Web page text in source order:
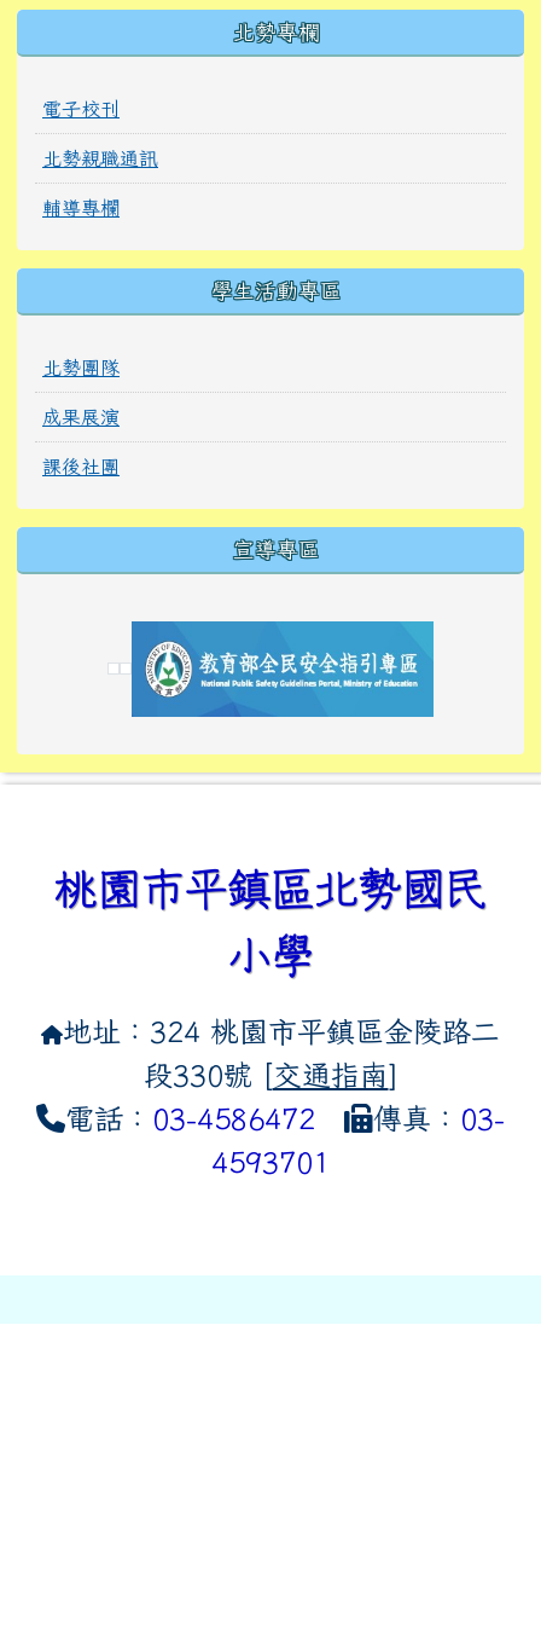
北勢專欄
電子校刊
北勢親職通訊
輔導專欄
學生活動專區
北勢團隊
成果展演
課後社團
宣導專區
link to https://
link to https://10000.gov.tw/
link to https://
link to https://10000.gov.tw/
link to https://
link to https://
link to https://i.win.org.tw/
link to https://
link to https://
link to https://
link to https://
桃園市平鎮區北勢國民
小學
地址：324 桃園市平鎮區金陵路二
段330號 [交通指南]
電話： 03-4586472 傳真： 03-
4593701